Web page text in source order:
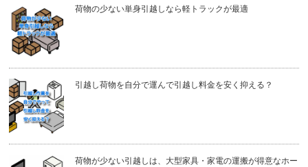
荷物の少ない単身引越しなら軽トラックが最適
引越し荷物を自分で運んで引越し料金を安く抑える？
荷物が少ない引越しは、大型家具・家電の運搬が得意なホー